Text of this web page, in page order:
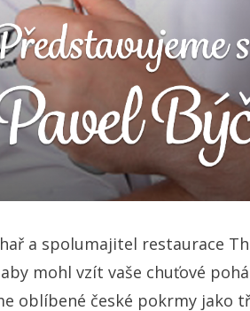
a spolumajitel restaurace
mohl vzít vaše chuťové
oblíbené české pokrmy jako